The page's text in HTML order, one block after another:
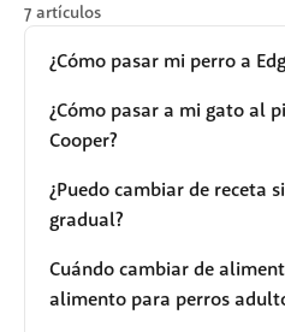
7 artículos
¿Cómo pasar mi perro a
¿Cómo pasar a mi gato al
Cooper?
¿Puedo cambiar de receta
gradual?
Cuándo cambiar de
alimento para perros